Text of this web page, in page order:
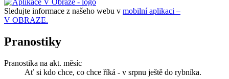
Sledujte informace z našeho webu v mobilní aplikaci –
V OBRAZE.
Pranostiky
Pranostika na akt. měsíc
Ať si kdo chce, co chce říká - v srpnu ještě do rybníka.